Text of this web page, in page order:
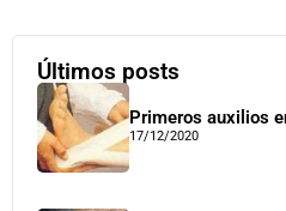
Últimos posts
Primeros auxilios
17/12/2020